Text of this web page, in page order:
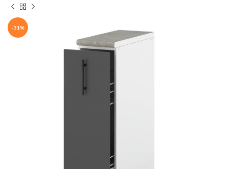
-31%